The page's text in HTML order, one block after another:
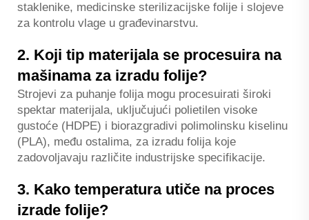
staklenike, medicinske sterilizacijske folije i slojeve
za kontrolu vlage u građevinarstvu.
2. Koji tip materijala se procesuira na
mašinama za izradu folije?
Strojevi za puhanje folija mogu procesuirati široki
spektar materijala, uključujući polietilen visoke
gustoće (HDPE) i biorazgradivi polimolinsku kiselinu
(PLA), među ostalima, za izradu folija koje
zadovoljavaju različite industrijske specifikacije.
3. Kako temperatura utiče na proces
izrade folije?